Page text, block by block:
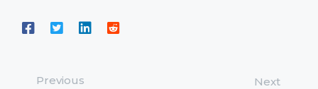
Previous Next